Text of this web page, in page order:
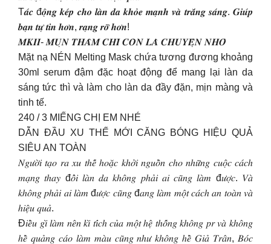
T𝒂́𝒄 đ𝒐̣̂𝒏𝒈 𝒌𝒆́𝒑 𝒄𝒉𝒐 𝒍𝒂̀𝒏 𝒅𝒂 𝒌𝒉𝒐̉𝒆 𝒎𝒂̣𝒏𝒉 𝒗𝒂̀ 𝒕𝒓𝒂̆́𝒏𝒈 𝒔𝒂́𝒏𝒈. 𝑮𝒊𝒖́𝒑
𝒃𝒂̣𝒏 𝒕𝒖̛̣ 𝒕𝒊𝒏 𝒉𝒐̛𝒏, 𝒓𝒂̣𝒏𝒈 𝒓𝒐̛̃ 𝒉𝒐̛𝒏!
𝑴𝑲𝑰𝑰- 𝑴𝑼̣𝑵 𝑻𝑯𝑨̂𝑴 𝑪𝑯𝑰̉ 𝑪𝑶̀𝑵 𝑳𝑨̀ 𝑪𝑯𝑼𝒀𝑬̣̂𝑵 𝑵𝑯𝑶̉
Mặt nạ NÉN Melting Mask chứa tương đương khoảng
30ml serum đậm đặc hoạt động để mang lại làn da
sáng tức thì và làm cho làn da đầy đặn, mịn màng và
tinh tế.
240 / 3 MIẾNG CHỊ EM NHÉ
DẪN ĐẦU XU THẾ MỚI CĂNG BÓNG HIỆU QUẢ
SIÊU AN TOÀN
𝑁𝑔𝑢̛𝑜̛̀𝑖 𝑡𝑎̣𝑜 𝑟𝑎 𝑥𝑢 𝑡ℎ𝑒̂́ ℎ𝑜𝑎̣̆𝑐 𝑘ℎ𝑜̛̉𝑖 𝑛𝑔𝑢𝑜̂̀𝑛 𝑐ℎ𝑜 𝑛ℎ𝑢̛̃𝑛𝑔 𝑐𝑢𝑜̣̂𝑐 𝑐𝑎́𝑐ℎ
𝑚𝑎̣𝑛𝑔 𝑡ℎ𝑎𝑦 đ𝑜̂̉𝑖 𝑙𝑎̀𝑛 𝑑𝑎 𝑘ℎ𝑜̂𝑛𝑔 𝑝ℎ𝑎̉𝑖 𝑎𝑖 𝑐𝑢̃𝑛𝑔 𝑙𝑎̀𝑚 đ𝑢̛𝑜̛̣𝑐. 𝑉𝑎̀
𝑘ℎ𝑜̂𝑛𝑔 𝑝ℎ𝑎̉𝑖 𝑎𝑖 𝑙𝑎̀𝑚 đ𝑢̛𝑜̛̣𝑐 𝑐𝑢̃𝑛𝑔 đ𝑎𝑛𝑔 𝑙𝑎̀𝑚 𝑚𝑜̣̂𝑡 𝑐𝑎́𝑐ℎ 𝑎𝑛 𝑡𝑜𝑎̀𝑛 𝑣𝑎̀
ℎ𝑖𝑒̣̂𝑢 𝑞𝑢𝑎̉.
Đ𝑖𝑒̂̀𝑢 𝑔𝑖̀ 𝑙𝑎̀𝑚 𝑛𝑒̂𝑛 𝑘𝑖̀ 𝑡𝑖́𝑐ℎ 𝑐𝑢̉𝑎 𝑚𝑜̣̂𝑡 ℎ𝑒̣̂ 𝑡ℎ𝑜̂́𝑛𝑔 𝑘ℎ𝑜̂𝑛𝑔 𝑝𝑟 𝑣𝑎̀ 𝑘ℎ𝑜̂𝑛𝑔
ℎ𝑒̂̀ 𝑞𝑢𝑎̉𝑛𝑔 𝑐𝑎́𝑜 𝑙𝑎̀𝑚 𝑚𝑎̀𝑢 𝑐𝑢̃𝑛𝑔 𝑛ℎ𝑢̛ 𝑘ℎ𝑜̂𝑛𝑔 ℎ𝑒̂̀ 𝐺𝑖𝑎̉ 𝑇𝑟𝑎̂𝑛, 𝐵𝑜́𝑐